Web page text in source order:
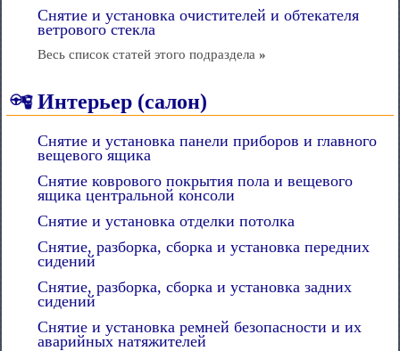
Снятие и установка очистителей и обтекателя
ветрового стекла
Весь список статей этого подраздела »
Интерьер (салон)
Снятие и установка панели приборов и главного
вещевого ящика
Снятие коврового покрытия пола и вещевого
ящика центральной консоли
Снятие и установка отделки потолка
Снятие, разборка, сборка и установка передних
сидений
Снятие, разборка, сборка и установка задних
сидений
Снятие и установка ремней безопасности и их
аварийных натяжителей